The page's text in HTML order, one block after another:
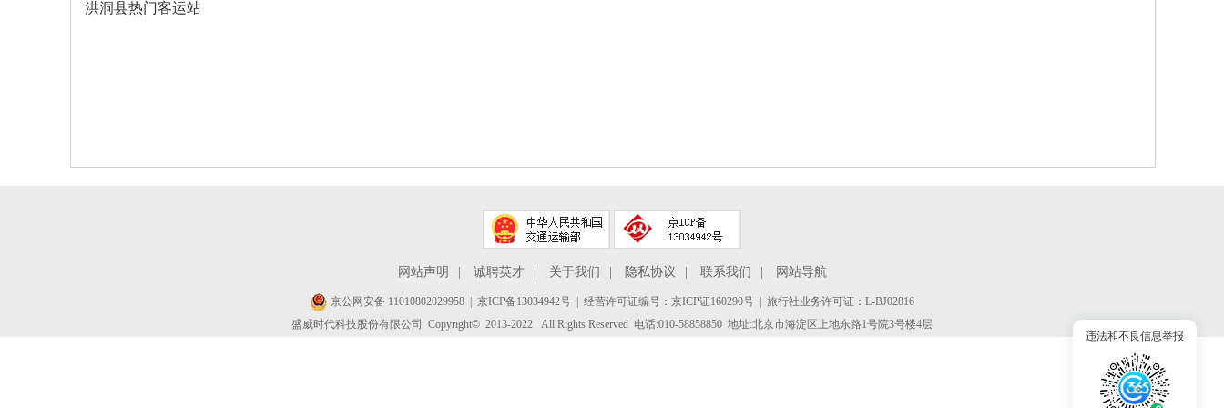
洪洞县热门客运站
网站声明 诚聘英才 关于我们 隐私协议 联系我们 网站导航
京公网安备 11010802029958 京ICP备13034942号 | 经营许可证编号：京ICP证160290号 | 旅行社业务许可证：L-BJ02816
盛威时代科技股份有限公司 Copyright© 2013-2022 All Rights Reserved 电话:010-58858850 地址:北京市海淀区上地东路1号院3号楼4层
违法和不良信息举报